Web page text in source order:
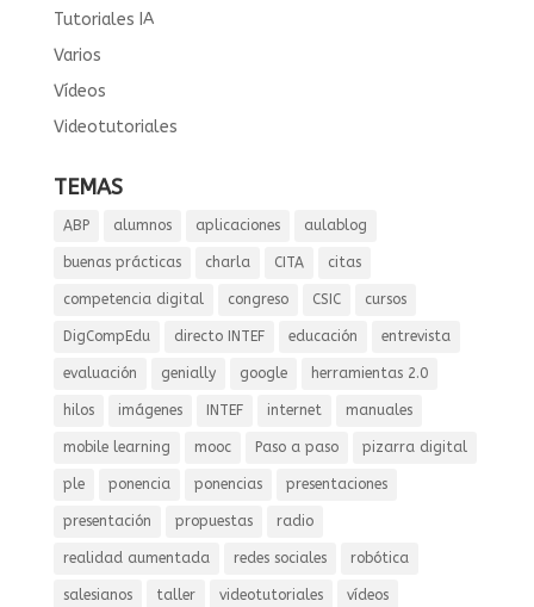
Tutoriales IA
Varios
Vídeos
Videotutoriales
TEMAS
ABP alumnos aplicaciones aulablog
buenas prácticas charla CITA citas
competencia digital congreso CSIC cursos
DigCompEdu directo INTEF educación entrevista
evaluación genially google herramientas 2.0
hilos imágenes INTEF internet manuales
mobile learning mooc Paso a paso pizarra digital
ple ponencia ponencias presentaciones
presentación propuestas radio
realidad aumentada redes sociales robótica
salesianos taller videotutoriales vídeos